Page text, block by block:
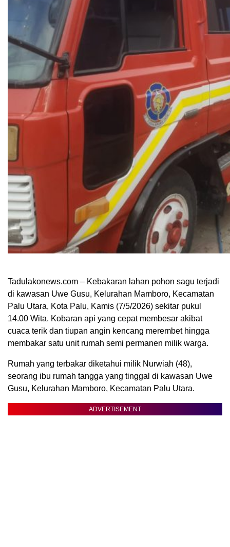
Tadulakonews.com – Kebakaran lahan pohon sagu terjadi
di kawasan Uwe Gusu, Kelurahan Mamboro, Kecamatan
Palu Utara, Kota Palu, Kamis (7/5/2026) sekitar pukul
14.00 Wita. Kobaran api yang cepat membesar akibat
cuaca terik dan tiupan angin kencang merembet hingga
membakar satu unit rumah semi permanen milik warga.
Rumah yang terbakar diketahui milik Nurwiah (48),
seorang ibu rumah tangga yang tinggal di kawasan Uwe
Gusu, Kelurahan Mamboro, Kecamatan Palu Utara.
ADVERTISEMENT